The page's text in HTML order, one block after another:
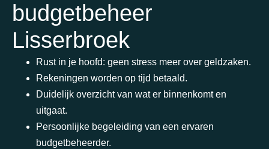
budgetbeheer
Lisserbroek
Rust in je hoofd: geen stress meer over geldzaken.
Rekeningen worden op tijd betaald.
Duidelijk overzicht van wat er binnenkomt en
uitgaat.
Persoonlijke begeleiding van een ervaren
budgetbeheerder.